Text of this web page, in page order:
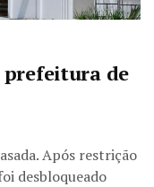
prefeitura de
Após restrição
desbloqueado